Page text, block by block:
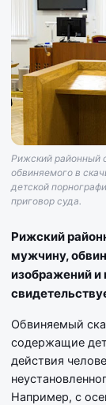
Рижский районный
обвиняемого в
детской
приговор суда.
Рижский
мужчину,
изображений и
Обвиняемый
содержащие
действия
Например, с